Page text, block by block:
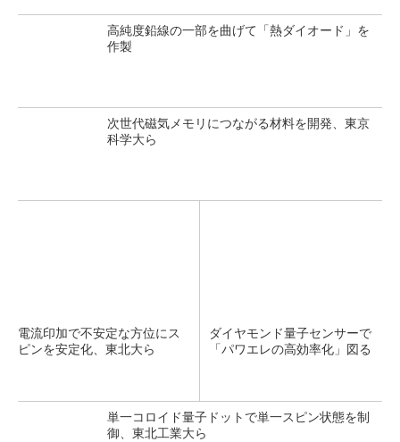
高純度鉛線の一部を曲げて「熱ダイオード」を
作製
次世代磁気メモリにつながる材料を開発、東京
科学大ら
電流印加で不安定な方位にス
ピンを安定化、東北大ら
ダイヤモンド量子センサーで
「パワエレの高効率化」図る
単一コロイド量子ドットで単一スピン状態を制
御、東北工業大ら